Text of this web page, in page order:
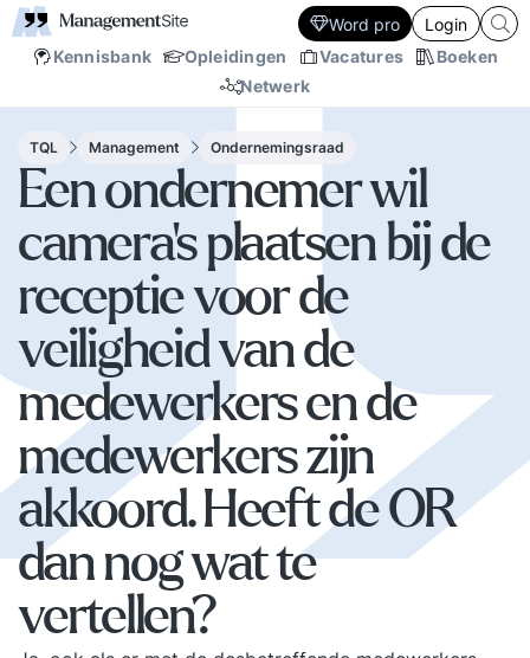
Kennisbank Opleidingen Vacatures
Boeken
Netwerk
Word pro Login
TQL Management Ondernemingsraad
Een ondernemer wil
camera’s plaatsen bij de
receptie voor de
veiligheid van de
medewerkers en de
medewerkers zijn
akkoord. Heeft de OR
dan nog wat te
vertellen?